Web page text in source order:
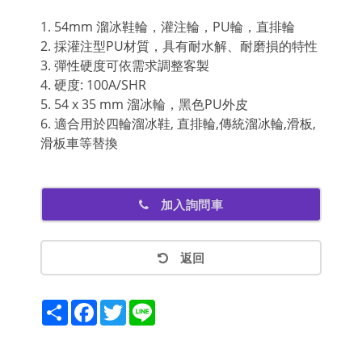
1. 54mm 溜冰鞋輪，灌注輪，PU輪，直排輪
2. 採灌注型PU材質，具有耐水解、耐磨損的特性
3. 彈性硬度可依需求調整客製
4. 硬度: 100A/SHR
5. 54 x 35 mm 溜冰輪，黑色PU外皮
6. 適合用於四輪溜冰鞋, 直排輪,傳統溜冰輪,滑板,
滑板車等替換
加入詢問車
返回
ShareFacebook
Twitter